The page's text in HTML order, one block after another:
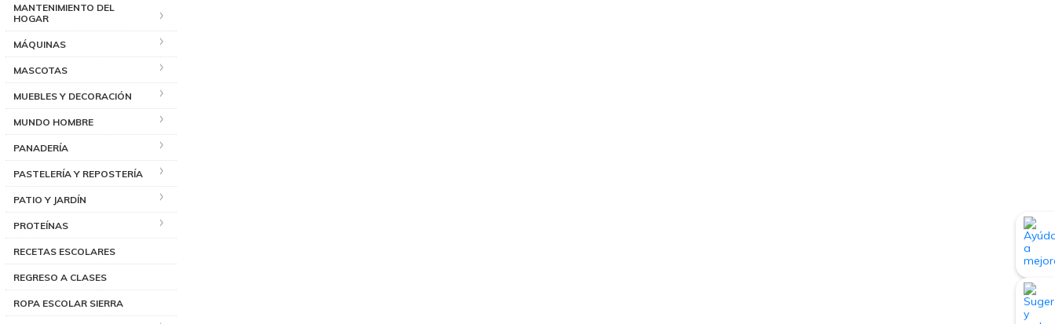
MANTENIMIENTO DEL
HOGAR
MÁQUINAS
MASCOTAS
MUEBLES Y DECORACIÓN
MUNDO HOMBRE
PANADERÍA
PASTELERÍA Y REPOSTERÍA
PATIO Y JARDÍN
PROTEÍNAS
RECETAS ESCOLARES
REGRESO A CLASES
ROPA ESCOLAR SIERRA